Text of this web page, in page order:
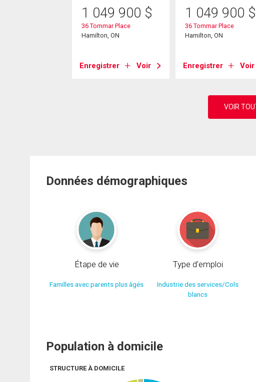
1 049 900 $
36 Tommar Place
Hamilton, ON
Enregistrer Voir
1 049 900 $
36 Tommar Place
Hamilton, ON
Enregistrer Voir
Données démographiques
Étape de vie
Familles avec parents plus âgés
Type d'emploi
Industrie des services/Cols
blancs
Population à domicile
STRUCTURE À DOMICILE